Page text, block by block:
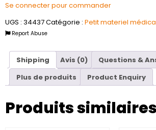
Se connecter pour commander
UGS : 34437Catégorie : Petit materiel
Report Abuse
Shipping Avis (0)
Questions &
Plus de produits
Product Enquiry
Produits similaires